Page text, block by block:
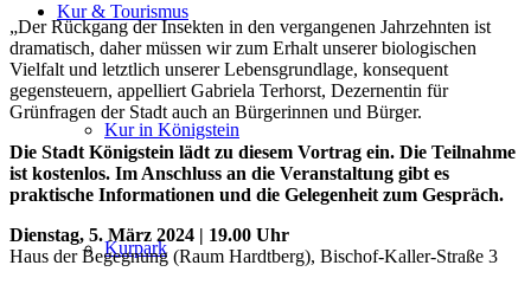
Kur & Tourismus
Kur in Königstein
Kurpark
„Der Rückgang der Insekten in den vergangenen Jahrzehnten ist
dramatisch, daher müssen wir zum Erhalt unserer biologischen
Vielfalt und letztlich unserer Lebensgrundlage, konsequent
gegensteuern, appelliert Gabriela Terhorst, Dezernentin für
Grünfragen der Stadt auch an Bürgerinnen und Bürger.
Die Stadt Königstein lädt zu diesem Vortrag ein. Die Teilnahme
ist kostenlos. Im Anschluss an die Veranstaltung gibt es
praktische Informationen und die Gelegenheit zum Gespräch.
Dienstag, 5. März 2024 | 19.00 Uhr
Haus der Begegnung (Raum Hardtberg), Bischof-Kaller-Straße 3